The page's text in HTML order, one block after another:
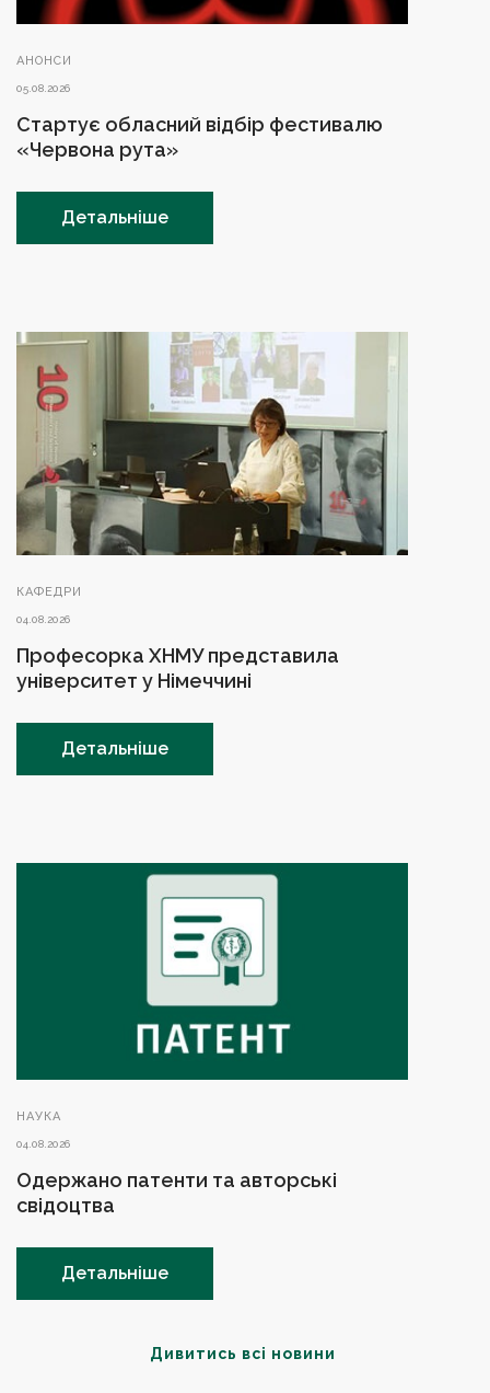
Дивитись всі новини
АНОНСИ
05.08.2026
Стартує обласний відбір фестивалю
«Червона рута»
Детальніше
КАФЕДРИ
04.08.2026
Професорка ХНМУ представила
університет у Німеччині
Детальніше
НАУКА
04.08.2026
Одержано патенти та авторські
свідоцтва
Детальніше